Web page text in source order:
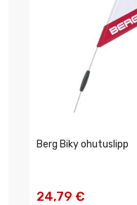
Berg Biky ohutuslipp
24,79 €